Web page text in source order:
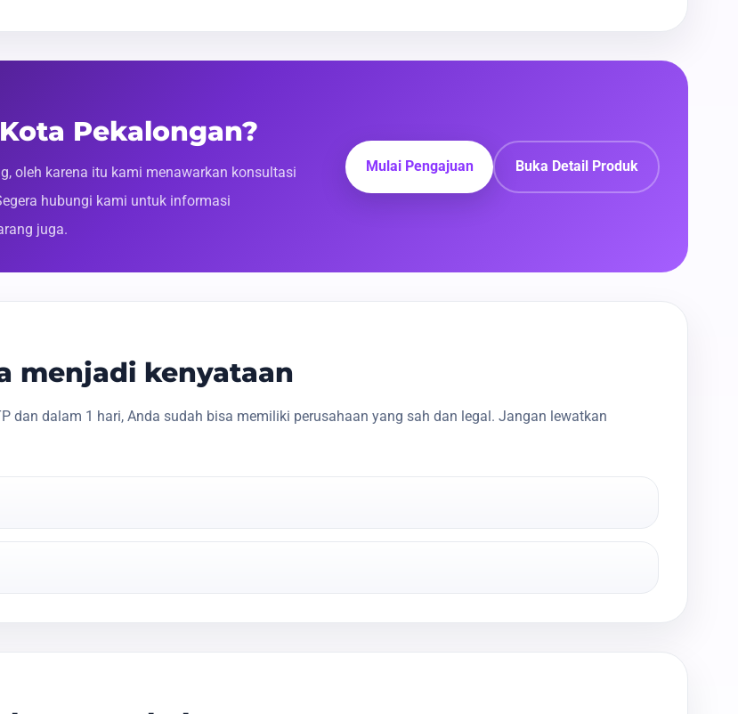
Pekalongan?
oleh karena itu kami menawarkan konsultasi
hubungi kami untuk informasi
juga.
Mulai Pengajuan Buka Detail Produk
menjadi kenyataan
dan dalam 1 hari, Anda sudah bisa memiliki perusahaan yang sah dan legal. Jangan lewatkan